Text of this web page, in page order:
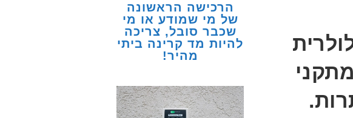
הרכישה הראשונה
של מי שמודע או מי
שכבר סובל, צריכה
להיות מד קרינה ביתי
מהיר!